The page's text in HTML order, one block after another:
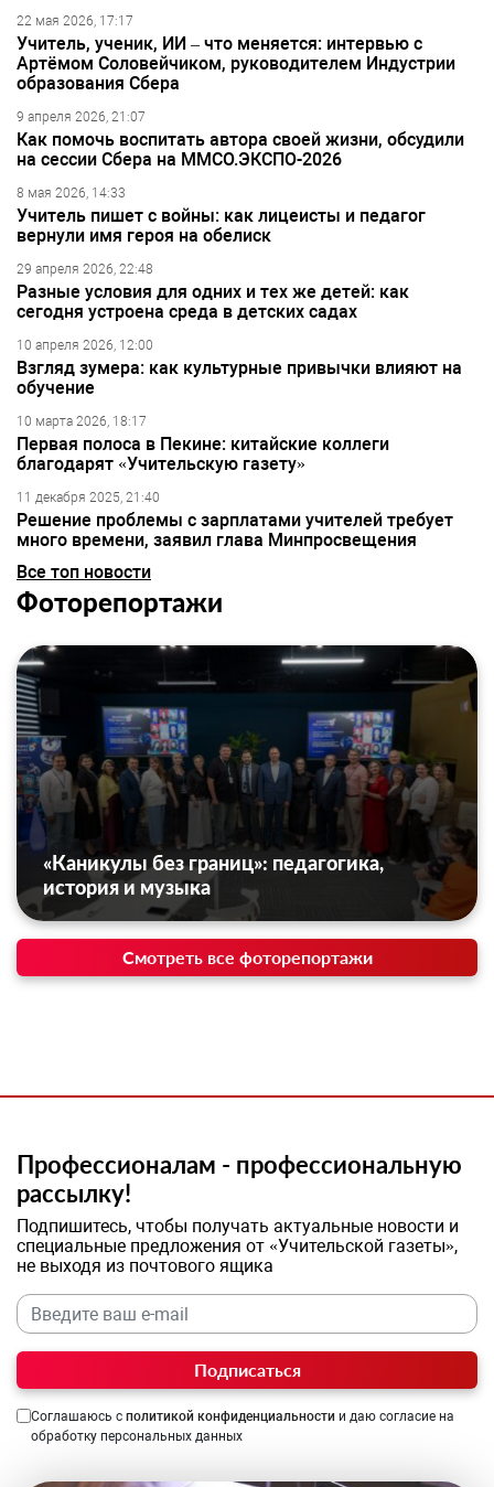
22 мая 2026, 17:17
Учитель, ученик, ИИ – что меняется: интервью с
Артёмом Соловейчиком, руководителем Индустрии
образования Сбера
9 апреля 2026, 21:07
Как помочь воспитать автора своей жизни, обсудили
на сессии Сбера на ММСО.ЭКСПО-2026
8 мая 2026, 14:33
Учитель пишет с войны: как лицеисты и педагог
вернули имя героя на обелиск
29 апреля 2026, 22:48
Разные условия для одних и тех же детей: как
сегодня устроена среда в детских садах
10 апреля 2026, 12:00
Взгляд зумера: как культурные привычки влияют на
обучение
10 марта 2026, 18:17
Первая полоса в Пекине: китайские коллеги
благодарят «Учительскую газету»
11 декабря 2025, 21:40
Решение проблемы с зарплатами учителей требует
много времени, заявил глава Минпросвещения
Все топ новости
Фоторепортажи
«Каникулы без границ»: педагогика,
история и музыка
Смотреть все фоторепортажи
Профессионалам - профессиональную
рассылку!
Подпишитесь, чтобы получать актуальные новости и
специальные предложения от «Учительской газеты»,
не выходя из почтового ящика
Подписаться
Соглашаюсь с политикой конфиденциальности и даю согласие на
обработку персональных данных